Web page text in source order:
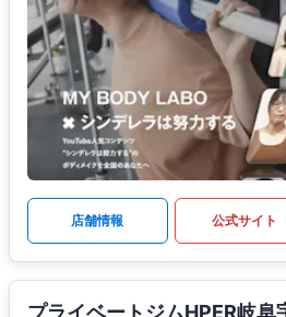
店舗情報 公式サイト
プライベートジムHPER岐阜